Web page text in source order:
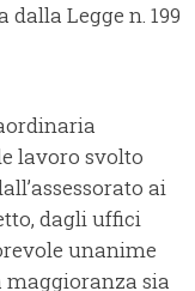
dalla Legge n. 199
lavoro svolto
ai
dagli uffici
unanime
maggioranza sia